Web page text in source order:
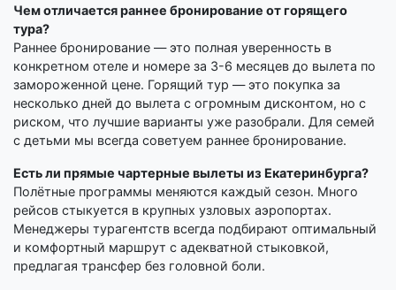
Чем отличается раннее бронирование от горящего
тура?
Раннее бронирование — это полная уверенность в
конкретном отеле и номере за 3-6 месяцев до вылета по
замороженной цене. Горящий тур — это покупка за
несколько дней до вылета с огромным дисконтом, но с
риском, что лучшие варианты уже разобрали. Для семей
с детьми мы всегда советуем раннее бронирование.
Есть ли прямые чартерные вылеты из Екатеринбурга?
Полётные программы меняются каждый сезон. Много
рейсов стыкуется в крупных узловых аэропортах.
Менеджеры турагентств всегда подбирают оптимальный
и комфортный маршрут с адекватной стыковкой,
предлагая трансфер без головной боли.